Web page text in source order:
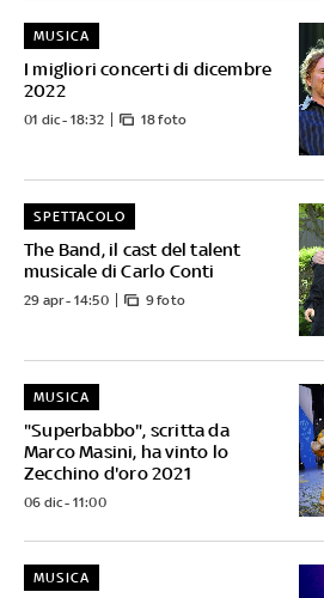
I migliori concerti di dicembre
2022
MUSICA
01 dic - 18:32 18 foto
The Band, il cast del talent
musicale di Carlo Conti
SPETTACOLO
29 apr - 14:50 9 foto
"Superbabbo", scritta da
Marco Masini, ha vinto lo
Zecchino d'oro 2021
MUSICA
06 dic - 11:00
MUSICA